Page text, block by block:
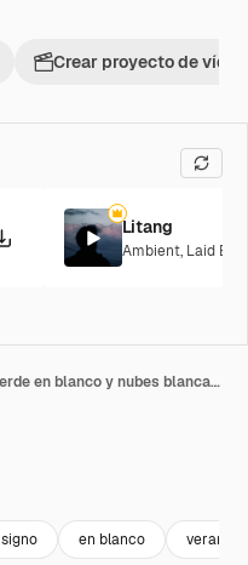
Crear proyecto de vídeo
Litang
Ambient, Laid
Timelapse - valla publicitaria verde en blanco y nubes blancas en movimiento contra el cielo azul
signo en blanco verano